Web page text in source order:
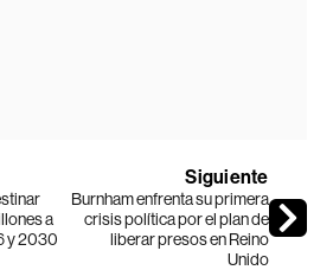
a
y 2030
Siguiente
Burnham enfrenta su primera
crisis política por el plan de
liberar presos en Reino
Unido